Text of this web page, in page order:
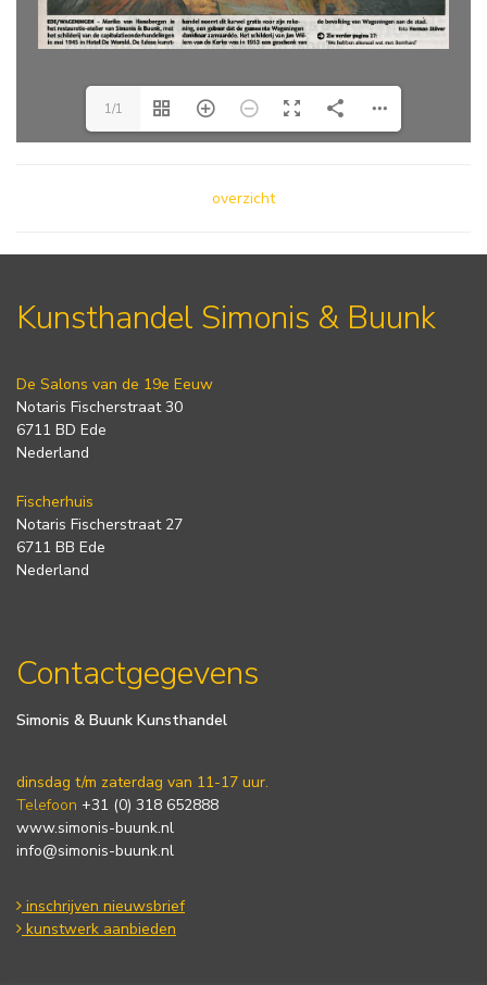
1/1
overzicht
Kunsthandel Simonis & Buunk
De Salons van de 19e Eeuw
Notaris Fischerstraat 30
6711 BD Ede
Nederland
Fischerhuis
Notaris Fischerstraat 27
6711 BB Ede
Nederland
Contactgegevens
Simonis & Buunk Kunsthandel
dinsdag t/m zaterdag van 11-17 uur.
Telefoon +31 (0) 318 652888
www.simonis-buunk.nl
info@simonis-buunk.nl
inschrijven nieuwsbrief
kunstwerk aanbieden